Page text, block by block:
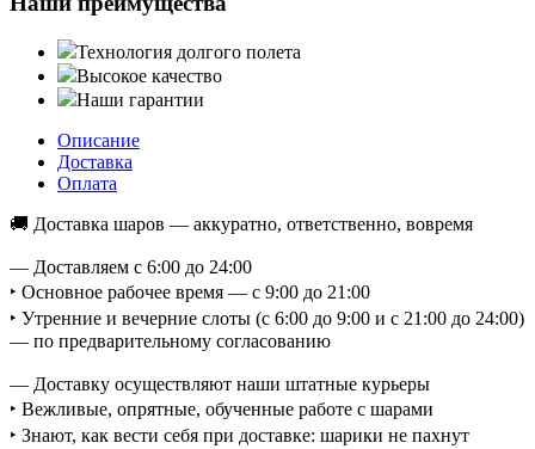
Технология долгого полета
Высокое качество
Наши гарантии
Описание
Доставка
Оплата
🚚 Доставка шаров — аккуратно, ответственно, вовремя
— Доставляем с 6:00 до 24:00
‣ Основное рабочее время — с 9:00 до 21:00
‣ Утренние и вечерние слоты (с 6:00 до 9:00 и с 21:00 до 24:00)
— по предварительному согласованию
— Доставку осуществляют наши штатные курьеры
‣ Вежливые, опрятные, обученные работе с шарами
‣ Знают, как вести себя при доставке: шарики не пахнут